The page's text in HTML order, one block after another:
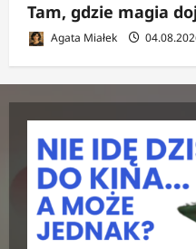
Tam, gdzie magia
Agata Miałek